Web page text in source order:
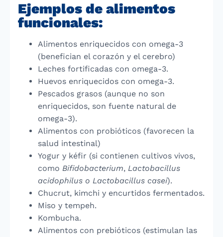
Ejemplos de alimentos
funcionales:
Alimentos enriquecidos con omega-3
(benefician el corazón y el cerebro)
Leches fortificadas con omega-3.
Huevos enriquecidos con omega-3.
Pescados grasos (aunque no son
enriquecidos, son fuente natural de
omega-3).
Alimentos con probióticos (favorecen la
salud intestinal)
Yogur y kéfir (si contienen cultivos vivos,
como Bifidobacterium, Lactobacillus
acidophilus o Lactobacillus casei).
Chucrut, kimchi y encurtidos fermentados.
Miso y tempeh.
Kombucha.
Alimentos con prebióticos (estimulan las